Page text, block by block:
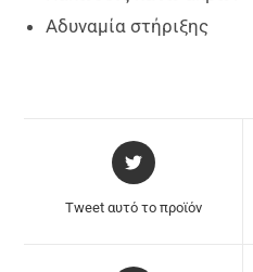
Αδυναμία στήριξης
Tweet αυτό το προϊόν